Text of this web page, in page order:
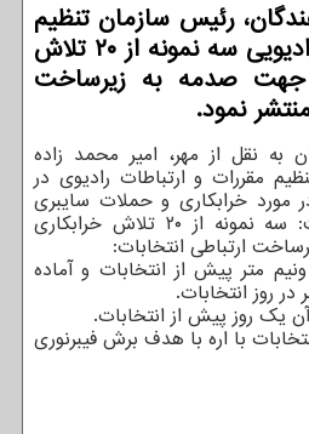
رئیس سازمان تنظیم
مقررات و ارتباطات رادیویی سه نمونه از ۲۰ تلاش
جهت صدمه به زیرساخت
نمود.
به نقل از مهر، امیر محمد زاده
مقررات و ارتباطات رادیوی در
مورد خرابکاری و حملات سایبری
روز انتخابات اظهار داشت: سه نمونه از ۲۰ تلاش خرابکاری
ارتباطی انتخابات:
متر پیش از انتخابات و آماده
روز انتخابات.
با اره با هدف برش فیبرنوری